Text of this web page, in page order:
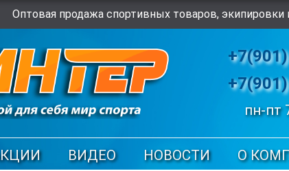
Оптовая продажа спортивных товаров,
пн-пт
ВИДЕО НОВОСТИ О